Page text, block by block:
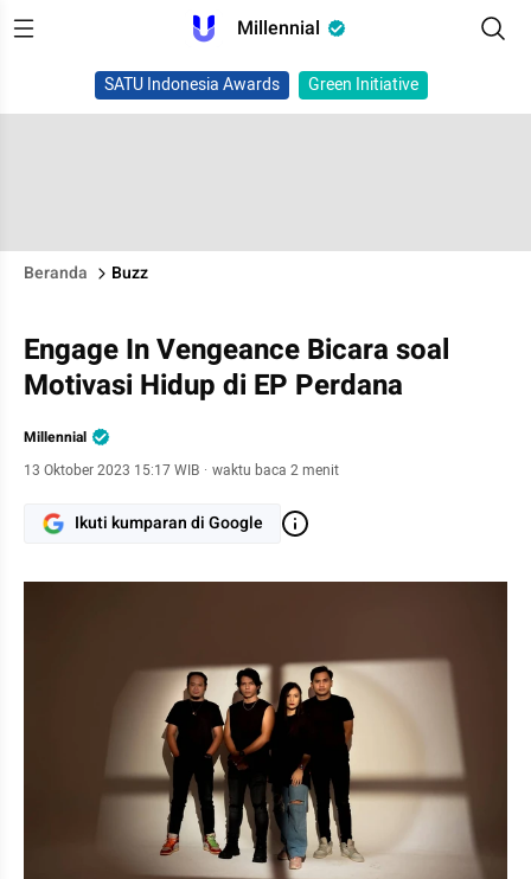
Millennial
SATU Indonesia Awards Green Initiative
Beranda Buzz
Engage In Vengeance Bicara soal
Motivasi Hidup di EP Perdana
Millennial
13 Oktober 2023 15:17 WIB · waktu baca 2 menit
Ikuti kumparan di Google